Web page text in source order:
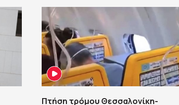
Πτήση τρόμου Θεσσαλονίκη-